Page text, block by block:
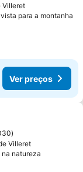
Villeret
para a montanha
Ver preços
favoritos
Villeret
natureza